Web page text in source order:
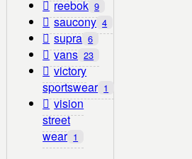
reebok 9
saucony 4
supra 6
vans 23
victory
sportswear 1
vision
street
wear 1